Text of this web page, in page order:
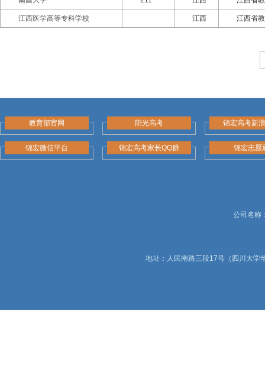
江西医学高等专科学校 江西 江西省
教育部官网 阳光高考 锦宏高考新
锦宏微信平台 锦宏高考家长QQ群 锦宏志愿
公司名称
地址：人民南路三段17号（四川大学